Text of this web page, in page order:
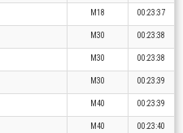
M18 00:23:37
M30 00:23:38
M30 00:23:38
M30 00:23:39
M40 00:23:39
M40 00:23:40